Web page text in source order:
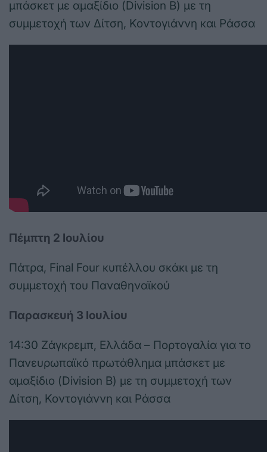
μπάσκετ με αμαξίδιο (Division B) με τη
συμμετοχή των Δίτση, Κοντογιάννη και Ράσσα
Πέμπτη 2 Ιουλίου
Πάτρα, Final Four κυπέλλου σκάκι με τη
συμμετοχή του Παναθηναϊκού
Παρασκευή 3 Ιουλίου
14:30 Ζάγκρεμπ, Ελλάδα – Πορτογαλία για το
Πανευρωπαϊκό πρωτάθλημα μπάσκετ με
αμαξίδιο (Division B) με τη συμμετοχή των
Δίτση, Κοντογιάννη και Ράσσα